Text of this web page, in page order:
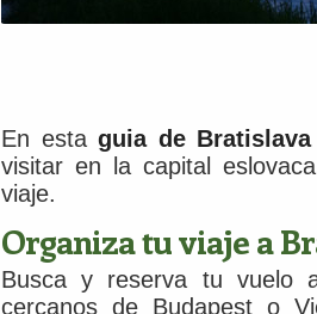
En estaguia de Bratislava
visitar en la capital
viaje.
Organiza tu viaje a
Busca y reserva tu vuelo
cercanos de Budapest o